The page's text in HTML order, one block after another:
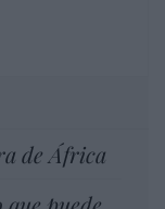
de África